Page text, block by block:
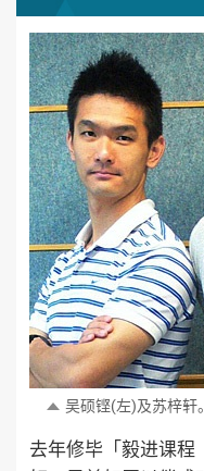
吴硕铿(左)及苏梓轩。
去年修毕「毅进课